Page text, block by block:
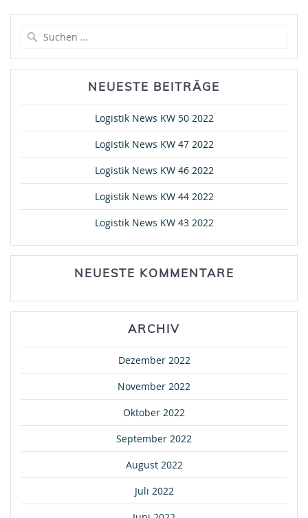
NEUESTE BEITRÄGE
Logistik News KW 50 2022
Logistik News KW 47 2022
Logistik News KW 46 2022
Logistik News KW 44 2022
Logistik News KW 43 2022
NEUESTE KOMMENTARE
ARCHIV
Dezember 2022
November 2022
Oktober 2022
September 2022
August 2022
Juli 2022